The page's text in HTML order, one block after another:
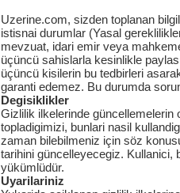
Uzerine.com, sizden toplanan
istisnai durumlar (Yasal
mevzuat, idari emir veya
üçüncü sahislarla kesinlikle
üçüncü kisilerin bu tedbirleri
garanti edemez. Bu durumda
Degisiklikler
Gizlilik ilkelerinde güncellemelerin
topladigimizi, bunlari nasil
zaman bilebilmeniz için söz
tarihini güncelleyecegiz. Kullanici,
yükümlüdür.
Uyarilariniz